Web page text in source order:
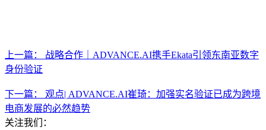
上一篇： 战略合作｜ADVANCE.AI携手Ekata引领东南亚数字
身份验证
下一篇： 观点| ADVANCE.AI崔琦：加强实名验证已成为跨境
电商发展的必然趋势
关注我们：